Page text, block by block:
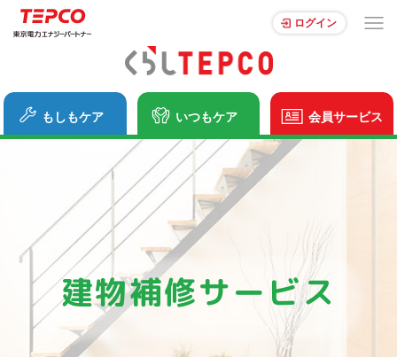
ログイン
もしもケア いつもケア 会員サービス
建物補修サービス